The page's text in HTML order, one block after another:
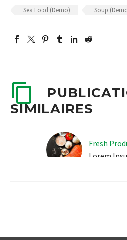
Sea Food (Demo)
Soup
SIMILAIRES
Fresh
Lorem